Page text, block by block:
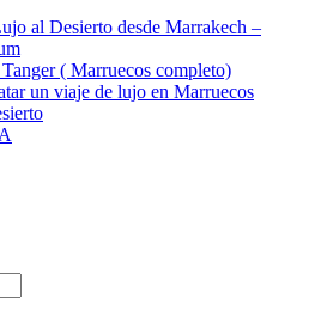
al Desierto desde Marrakech –
Tanger ( Marruecos completo)
un viaje de lujo en Marruecos